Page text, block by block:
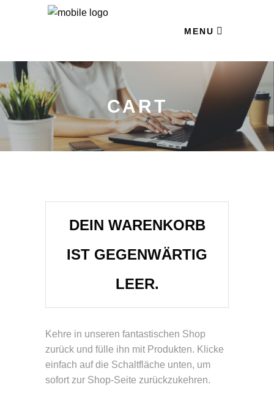
MENU
CART
DEIN WARENKORB
IST GEGENWÄRTIG
LEER.
Kehre in unseren fantastischen Shop
zurück und fülle ihn mit Produkten. Klicke
einfach auf die Schaltfläche unten, um
sofort zur Shop-Seite zurückzukehren.